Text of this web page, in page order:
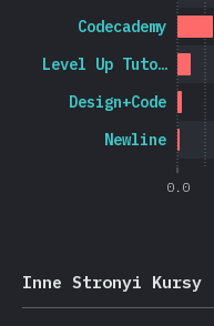
0.0
Newline
Design+Code
Level Up Tuto…
Codecademy
Inne Stronyi Kursy